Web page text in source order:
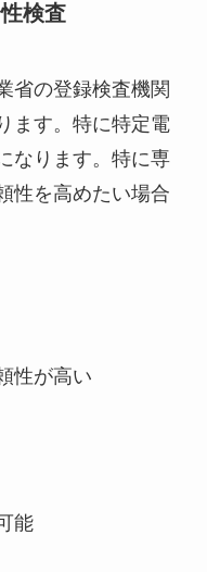
検査
省の登録検査機関
ます。特に特定電
なります。特に専
性を高めたい場合
性が高い
能